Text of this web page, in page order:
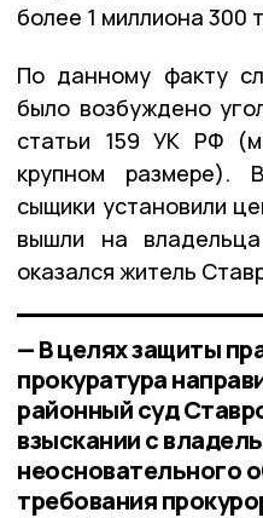
более 1 миллиона 300
По данному факту
было возбуждено
статьи 159 УК РФ
крупном размере).
сыщики установили
вышли на
оказался житель
— В целях защиты
прокуратура
районный суд
взыскании с
неосновательного
требования